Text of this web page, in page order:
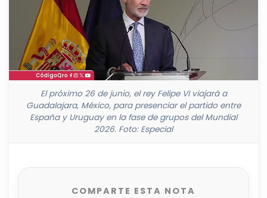
El próximo 26 de junio, el rey Felipe VI viajará a
Guadalajara, México, para presenciar el partido entre
España y Uruguay en la fase de grupos del Mundial
2026. Foto: Especial
COMPARTE ESTA NOTA